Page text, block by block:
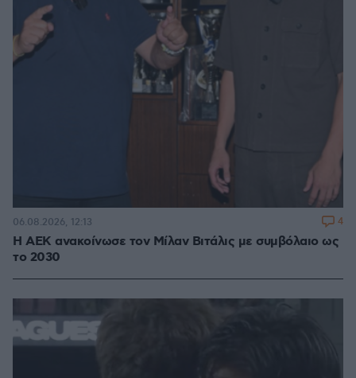
H ΑΕΚ ανακοίνωσε τον Μίλαν Βιτάλις με συμβόλαιο ως
το 2030
06.08.2026, 12:13 4